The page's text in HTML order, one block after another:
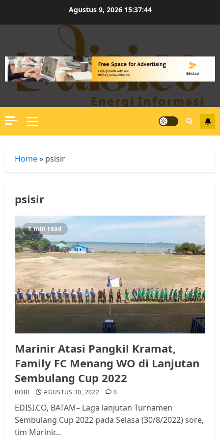
Agustus 9, 2026 15:37:45
Primary
Menu
Home » psisir
psisir
1 min read
Marinir Atasi Pangkil Kramat,
Family FC Menang WO di Lanjutan
Sembulang Cup 2022
BOBI AGUSTUS 30, 2022 0
EDISI.CO, BATAM– Laga lanjutan Turnamen
Sembulang Cup 2022 pada Selasa (30/8/2022) sore,
tim Marinir...